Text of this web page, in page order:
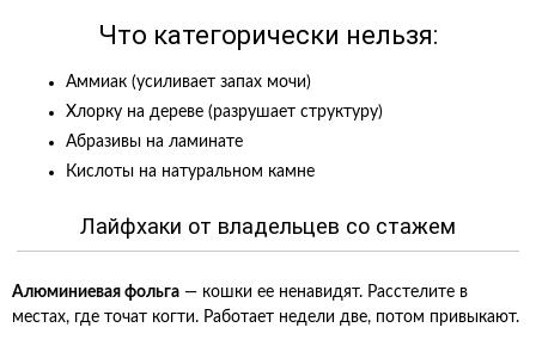
Что категорически нельзя:
Аммиак (усиливает запах мочи)
Хлорку на дереве (разрушает структуру)
Абразивы на ламинате
Кислоты на натуральном камне
Лайфхаки от владельцев со стажем
Алюминиевая фольга — кошки ее ненавидят. Расстелите в
местах, где точат когти. Работает недели две, потом привыкают.